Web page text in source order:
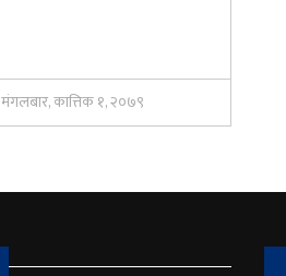
मंगलबार, कात्तिक १, २०७९